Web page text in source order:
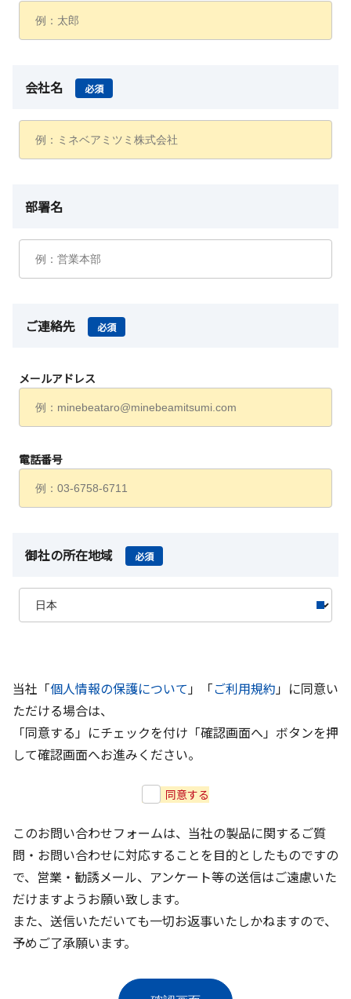
会社名 必須
部署名
ご連絡先 必須
メールアドレス
電話番号
御社の所在地域 必須
当社「個人情報の保護について」「ご利用規約」に同意い
ただける場合は、
「同意する」にチェックを付け「確認画面へ」ボタンを押
して確認画面へお進みください。
同意する
このお問い合わせフォームは、当社の製品に関するご質
問・お問い合わせに対応することを目的としたものですの
で、営業・勧誘メール、アンケート等の送信はご遠慮いた
だけますようお願い致します。
また、送信いただいても一切お返事いたしかねますので、
予めご了承願います。